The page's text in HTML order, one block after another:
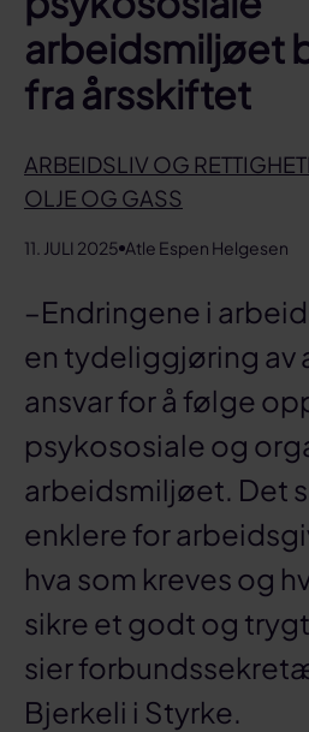
arbeidsmiljøet
fra årsskiftet
ARBEIDSLIV OG
OLJE OG GASS
11. JULI 2025 Atle Espen Helgesen
–Endringene i
en tydeliggjøring av
ansvar for å følge
psykososiale og
arbeidsmiljøet. Det
enklere for
hva som kreves og
sikre et godt og
sier
Bjerkeli i Styrke.